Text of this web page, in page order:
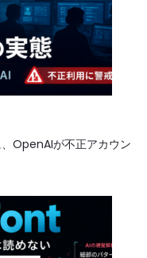
OpenAIが不正アカウン